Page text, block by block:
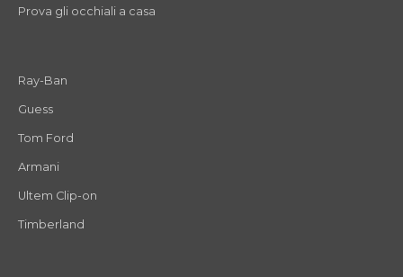
Prova gli occhiali a casa
Ray-Ban
Guess
Tom Ford
Armani
Ultem Clip-on
Timberland